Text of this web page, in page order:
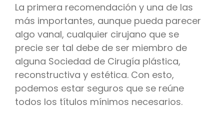
La primera recomendación y una de las
más importantes, aunque pueda parecer
algo vanal, cualquier cirujano que se
precie ser tal debe de ser miembro de
alguna Sociedad de Cirugía plástica,
reconstructiva y estética. Con esto,
podemos estar seguros que se reúne
todos los títulos mínimos necesarios.